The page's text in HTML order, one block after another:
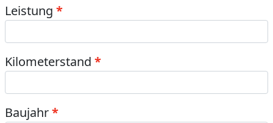
Leistung
Kilometerstand
Baujahr